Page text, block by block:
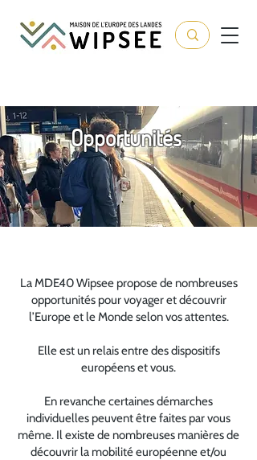
Opportunités
La MDE40 Wipsee propose de nombreuses
opportunités pour voyager et découvrir
l’Europe et le Monde selon vos attentes.
Elle est un relais entre des dispositifs
européens et vous.
En revanche certaines démarches
individuelles peuvent être faites par vous
même. Il existe de nombreuses manières de
découvrir la mobilité européenne et/ou